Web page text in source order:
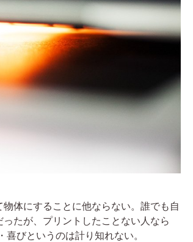
体にすることに他ならない。誰でも自
たが、プリントしたことない人なら
びというのは計り知れない。